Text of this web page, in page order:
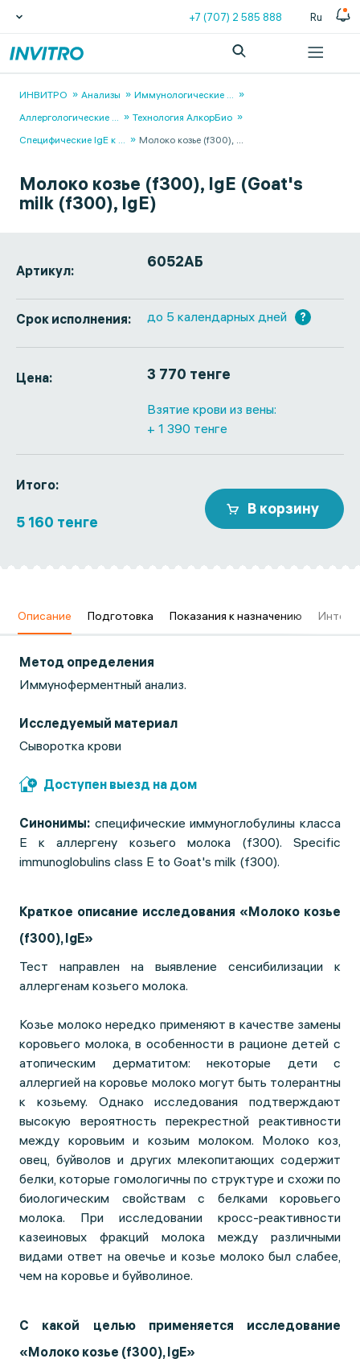
+7 (707) 2 585 888 Ru
ИНВИТРО Анализы Иммунологические ...
Аллергологические ...
Технология АлкорБио
Специфические IgЕ к ... Молоко козье (f300), ...
Молоко козье (f300), IgE (Goat's
milk (f300), IgE)
Артикул: 6052АБ
Срок исполнения: до 5 календарных дней ?
Цена: 3 770 тенге
Взятие крови из вены:
+ 1 390 тенге
Итого:
5 160 тенге
В корзину
Описание Подготовка Показания к назначению
Метод определения
Иммуноферментный анализ.
Исследуемый материал
Сыворотка крови
Доступен выезд на дом
Синонимы: специфические иммуноглобулины класса
Е к аллергену козьего молока (f300). Specific
immunoglobulins class E to Goat's milk (f300).
Краткое описание исследования «Молоко козье
(f300), IgE»
Тест направлен на выявление сенсибилизации к
аллергенам козьего молока.
Козье молоко нередко применяют в качестве замены
коровьего молока, в особенности в рационе детей с
атопическим дерматитом: некоторые дети с
аллергией на коровье молоко могут быть толерантны
к козьему. Однако исследования подтверждают
высокую вероятность перекрестной реактивности
между коровьим и козьим молоком. Молоко коз,
овец, буйволов и других млекопитающих содержит
белки, которые гомологичны по структуре и схожи по
биологическим свойствам с белками коровьего
молока. При исследовании кросс-реактивности
казеиновых фракций молока между различными
видами ответ на овечье и козье молоко был слабее,
чем на коровье и буйволиное.
С какой целью применяется исследование
«Молоко козье (f300), IgE»